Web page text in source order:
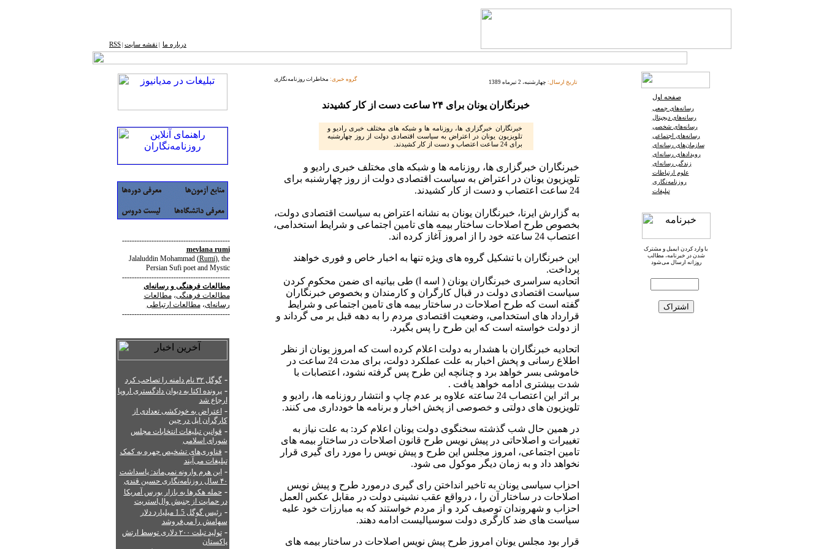
درباره ما نقشه ‌سایت RSS
--------------------------------------------
mevlana rumi
Jalaluddin Mohammad(Rumi), the
Persian Sufi poet and Mystic
--------------------------------------------
مطالعات فرهنگیورسانه‌ای
مطالعات فرهنگی،مطالعات
رسانه‌ای،مطالعات ارتباطی
--------------------------------------------
-گوگل ۳۲ نام دامنه را تصاحب کرد
-پرونده اکتا به دیوان دادگستری اروپا
ارجاع شد
- اعتراض به خودکشی تعدادی از
کارگران اپل در چین
- قوانین تبلیغات انتخابات مجلس
شورای اسلامی
- فناوری‌های تشخیص چهره به کمک
تبلیغات می‌آیند
-این هرم وارونه نمی‌ماند: پاسداشت
۴۰ سال روزنامه‌نگاری حسین قندی
-حمله هکرها به بازار بورس آمریکا
در حمایت از جنبش وال‌استریت
-
رئیس گوگل 1.5 میلیارد دلار
سهامش را می‌فروشد
-
تولید تبلت ۲۰۰ دلاری توسط ارتش
پاکستان
گروه خبری: مخاطرات روزنامه‌نگاری تاریخ ارسال: چهارشنبه، 2 تیرماه 1389
خبرنگاران یونان برای ۲۴ ساعت دست از کار کشیدند
خبرنگاران خبرگزاری ها، روزنامه ها و شبکه های مختلف خبری رادیو و
تلویزیون یونان در اعتراض به سیاست اقتصادی دولت از روز چهارشنبه
برای 24 ساعت اعتصاب و دست از کار کشیدند.
خبرنگاران خبرگزاری ها، روزنامه ها و شبکه های مختلف خبری رادیو و
تلویزیون یونان در اعتراض به سیاست اقتصادی دولت از روز چهارشنبه برای
24 ساعت اعتصاب و دست از کار کشیدند.
به گزارش ایرنا، خبرنگاران یونان به نشانه اعتراض به سیاست اقتصادی دولت،
بخصوص طرح اصلاحات ساختار بیمه های تامین اجتماعی و شرایط استخدامی،
اعتصاب 24 ساعته خود را از امروز آغاز کرده اند.
این خبرنگاران با تشکیل گروه های ویژه تنها به اخبار خاص و فوری خواهند
پرداخت.
اتحادیه سراسری خبرنگاران یونان ( اسه ا) طی بیانیه ای ضمن محکوم کردن
سیاست اقتصادی دولت در قبال کارگران و کارمندان و بخصوص خبرنگاران
گفته است که طرح اصلاحات در ساختار بیمه های تامین اجتماعی و شرایط
قرارداد های استخدامی، وضعیت اقتصادی مردم را به دهه قبل بر می گرداند و
از دولت خواسته است که این طرح را پس بگیرد.
اتحادیه خبرنگاران با هشدار به دولت اعلام کرده است که امروز یونان از نظر
اطلاع رسانی و پخش اخبار به علت عملکرد دولت، برای مدت 24 ساعت در
خاموشی بسر خواهد برد و چنانچه این طرح پس گرفته نشود، اعتصابات با
شدت بیشتری ادامه خواهد یافت .
بر اثر این اعتصاب 24 ساعته علاوه بر عدم چاپ و انتشار روزنامه ها، رادیو و
تلویزیون های دولتی و خصوصی از پخش اخبار و برنامه ها خودداری می کنند.
در همین حال شب گذشته سخنگوی دولت یونان اعلام کرد: به علت نیاز به
تغییرات و اصلاحاتی در پیش نویس طرح قانون اصلاحات در ساختار بیمه های
تامین اجتماعی، امروز مجلس این طرح و پیش نویس را مورد رای گیری قرار
نخواهد داد و به زمان دیگر موکول می شود.
احزاب سیاسی یونان به تاخیر انداختن رای گیری درمورد طرح و پیش نویس
اصلاحات در ساختار آن را ، درواقع عقب نشینی دولت در مقابل عکس العمل
احزاب و شهروندان توصیف کرد و از مردم خواستند که به مبارزات خود علیه
سیاست های ضد کارگری دولت سوسیالیست ادامه دهند.
قرار بود مجلس یونان امروز طرح پیش نویس اصلاحات در ساختار بیمه های
صفحه اول
رسانه‌های جمعی
رسانه‌های دیجیتال
رسانه‌های شخصی
رسانه‌های اجتماعی
سازمان‌های رسانه‌ای
رویدادهای رسانه‌ای
زندگی رسانه‌ای
علوم ارتباطات
روزنامه‌نگاری
تبلیغات
با وارد کردن ایمیل و مشترک
شدن در خبرنامه، مطالب
روزانه ارسال می‌شود